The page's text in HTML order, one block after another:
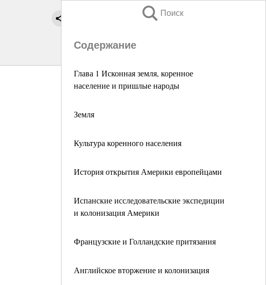
Поиск
Содержание
Глава 1 Исконная земля, коренное
население и пришлые народы
Земля
Культура коренного населения
История открытия Америки европейцами
Испанские исследовательские экспедиции
и колонизация Америки
Французские и Голландские притязания
Английское вторжение и колонизация